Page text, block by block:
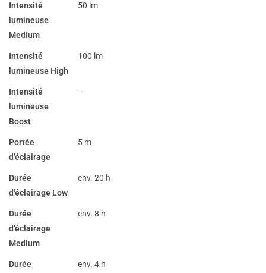
Intensité
lumineuse
Medium
50 lm
Intensité
lumineuse High
100 lm
Intensité
lumineuse
Boost
–
Portée
d’éclairage
5 m
Durée
d’éclairage Low
env. 20 h
Durée
d’éclairage
Medium
env. 8 h
Durée
env. 4 h